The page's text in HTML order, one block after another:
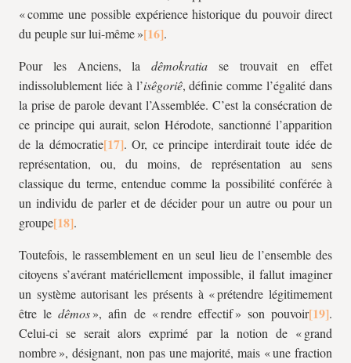
« comme une possible expérience historique du pouvoir direct
du peuple sur lui-même »
.
Pour les Anciens, la dêmokratia se trouvait en effet
indissolublement liée à l’isêgoriê, définie comme l’égalité dans
la prise de parole devant l’Assemblée. C’est la consécration de
ce principe qui aurait, selon Hérodote, sanctionné l’apparition
de la démocratie
. Or, ce principe interdirait toute idée de
représentation, ou, du moins, de représentation au sens
classique du terme, entendue comme la possibilité conférée à
un individu de parler et de décider pour un autre ou pour un
groupe
.
Toutefois, le rassemblement en un seul lieu de l’ensemble des
citoyens s’avérant matériellement impossible, il fallut imaginer
un système autorisant les présents à « prétendre légitimement
être ledêmos», afin de « rendre effectif » son pouvoir
.
Celui-ci se serait alors exprimé par la notion de « grand
nombre », désignant, non pas une majorité, mais « une fraction